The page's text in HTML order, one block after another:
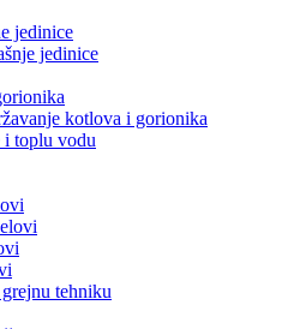
jedinice
jedinice
kotlova i gorionika
toplu vodu
tehniku